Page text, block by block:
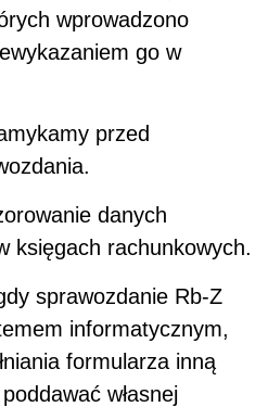
wprowadzono
go w
przed
danych
księgach rachunkowych.
sprawozdanie Rb-Z
informatycznym,
formularza inną
własnej